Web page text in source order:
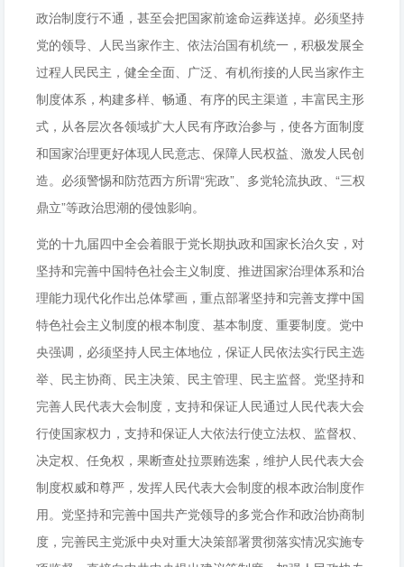
政治制度行不通，甚至会把国家前途命运葬送掉。必须坚持
党的领导、人民当家作主、依法治国有机统一，积极发展全
过程人民民主，健全全面、广泛、有机衔接的人民当家作主
制度体系，构建多样、畅通、有序的民主渠道，丰富民主形
式，从各层次各领域扩大人民有序政治参与，使各方面制度
和国家治理更好体现人民意志、保障人民权益、激发人民创
造。必须警惕和防范西方所谓“宪政”、多党轮流执政、“三权
鼎立”等政治思潮的侵蚀影响。
党的十九届四中全会着眼于党长期执政和国家长治久安，对
坚持和完善中国特色社会主义制度、推进国家治理体系和治
理能力现代化作出总体擘画，重点部署坚持和完善支撑中国
特色社会主义制度的根本制度、基本制度、重要制度。党中
央强调，必须坚持人民主体地位，保证人民依法实行民主选
举、民主协商、民主决策、民主管理、民主监督。党坚持和
完善人民代表大会制度，支持和保证人民通过人民代表大会
行使国家权力，支持和保证人大依法行使立法权、监督权、
决定权、任免权，果断查处拉票贿选案，维护人民代表大会
制度权威和尊严，发挥人民代表大会制度的根本政治制度作
用。党坚持和完善中国共产党领导的多党合作和政治协商制
度，完善民主党派中央对重大决策部署贯彻落实情况实施专